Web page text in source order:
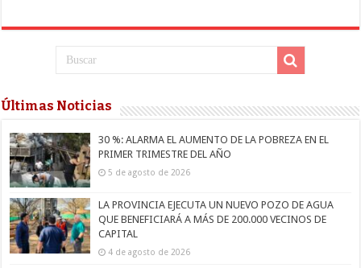
Últimas Noticias
30 %: ALARMA EL AUMENTO DE LA POBREZA EN EL
PRIMER TRIMESTRE DEL AÑO
5 de agosto de 2026
LA PROVINCIA EJECUTA UN NUEVO POZO DE AGUA
QUE BENEFICIARÁ A MÁS DE 200.000 VECINOS DE
CAPITAL
4 de agosto de 2026